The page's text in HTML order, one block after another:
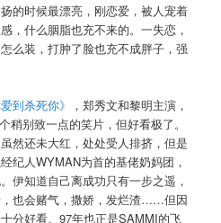
的时候最漂亮，刚恋爱，被人宠着
，什么胭脂也充不来的。一失恋，
么装，打肿了脸也充不成胖子，强
到杀死你》
，郑秀文和黎明主演，
稍别致一点的笑片，但好看极了。
然还未大红，处处受人排挤，但是
纪人WYMAN为首的基佬奶妈团，
伊知道自己离成功只有一步之遥，
也会赌气，撒娇，发烂渣……但因
分好看。97年也正是SAMMI的飞